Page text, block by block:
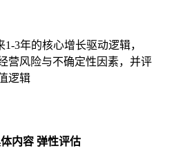
3年的核心增长驱动逻辑，
营风险与不确定性因素，并评
逻辑
内容 弹性评估